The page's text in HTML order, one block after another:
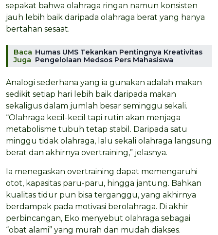
sepakat bahwa olahraga ringan namun konsisten
jauh lebih baik daripada olahraga berat yang hanya
bertahan sesaat.
Baca
Juga
Humas UMS Tekankan Pentingnya Kreativitas
Pengelolaan Medsos Pers Mahasiswa
Analogi sederhana yang ia gunakan adalah makan
sedikit setiap hari lebih baik daripada makan
sekaligus dalam jumlah besar seminggu sekali.
“Olahraga kecil-kecil tapi rutin akan menjaga
metabolisme tubuh tetap stabil. Daripada satu
minggu tidak olahraga, lalu sekali olahraga langsung
berat dan akhirnya overtraining,” jelasnya.
Ia menegaskan overtraining dapat memengaruhi
otot, kapasitas paru-paru, hingga jantung. Bahkan
kualitas tidur pun bisa terganggu, yang akhirnya
berdampak pada motivasi berolahraga. Di akhir
perbincangan, Eko menyebut olahraga sebagai
“obat alami” yang murah dan mudah diakses.